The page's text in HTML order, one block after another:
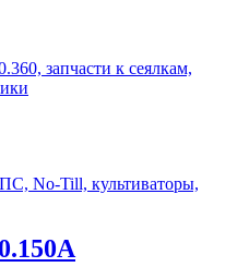
запчасти к сеялкам,
No-Till, культиваторы,